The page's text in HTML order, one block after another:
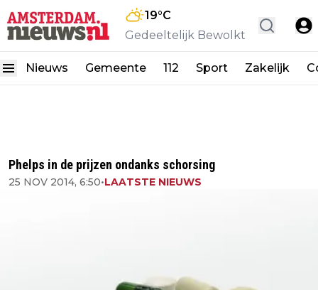
19°C
Gedeeltelijk Bewolkt
Nieuws Gemeente 112 Sport Zakelijk
Phelps in de prijzen ondanks schorsing
25 NOV 2014, 6:50•LAATSTE NIEUWS